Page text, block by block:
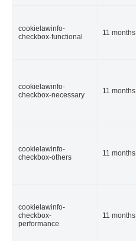
cookielawinfo-
checkbox-functional
11 months
cookielawinfo-
checkbox-necessary
11 months
cookielawinfo-
checkbox-others
11 months
cookielawinfo-
checkbox-
performance
11 months